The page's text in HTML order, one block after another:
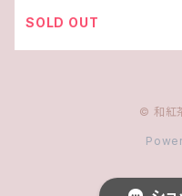
SOLD OUT
© 和紅